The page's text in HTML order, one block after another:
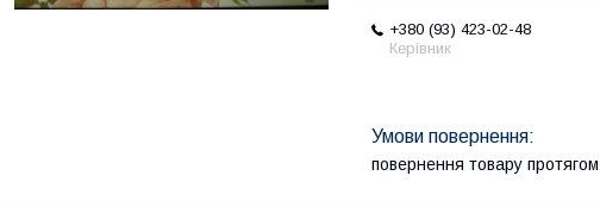
+380 (93) 423-02-48
Керівник
повернення товару